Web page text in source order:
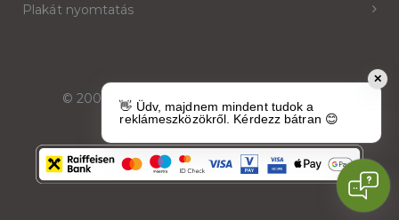
Plakát nyomtatás
© 2007-2026 Reklámeszköz.hu
. Minden jog
fenntartva.
✕
👋 Üdv, majdnem mindent tudok a
reklámeszközökről. Kérdezz bátran 😊